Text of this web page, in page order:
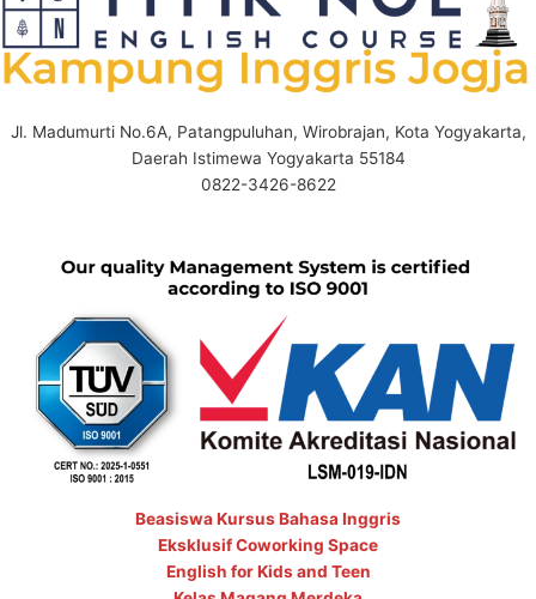
Jl. Madumurti No.6A, Patangpuluhan, Wirobrajan, Kota Yogyakarta,
Daerah Istimewa Yogyakarta 55184
0822-3426-8622
Beasiswa Kursus Bahasa Inggris
Eksklusif Coworking Space
English for Kids and Teen